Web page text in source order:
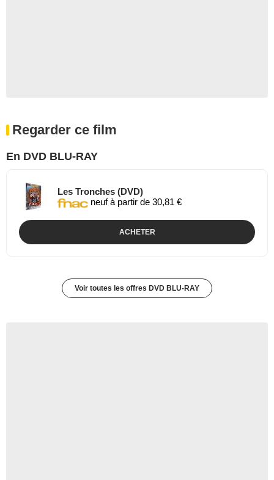
Regarder ce film
En DVD BLU-RAY
Les Tronches (DVD)
neuf à partir de 30,81 €
ACHETER
Voir toutes les offres DVD BLU-RAY